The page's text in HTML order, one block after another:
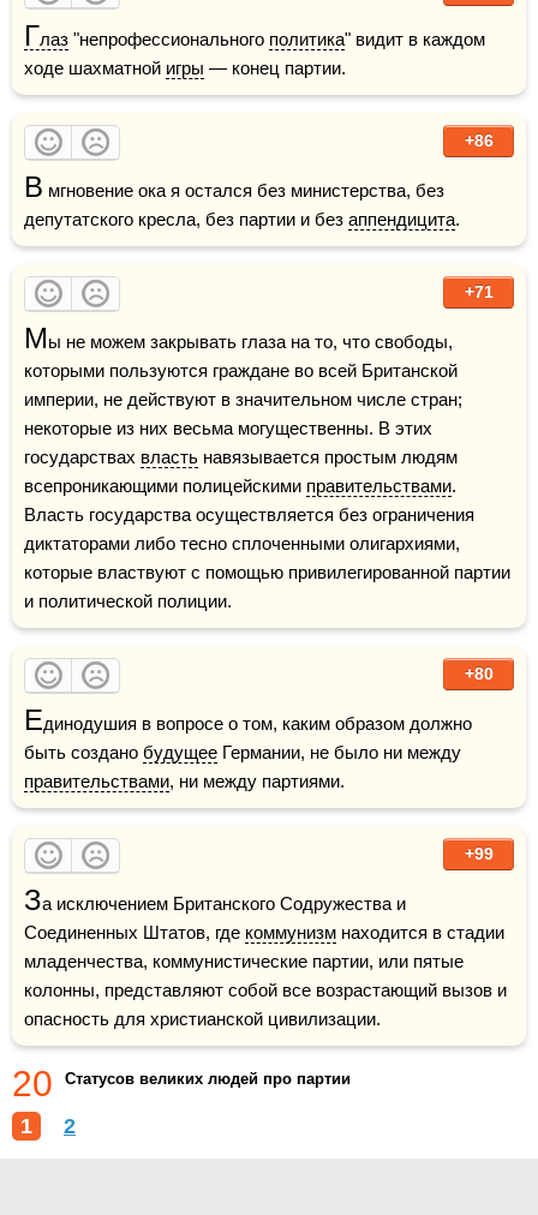
Глаз "непрофессионального политика" видит в каждом
ходе шахматной игры — конец партии.
+86
В мгновение ока я остался без министерства, без
депутатского кресла, без партии и без аппендицита.
+71
Мы не можем закрывать глаза на то, что свободы,
которыми пользуются граждане во всей Британской
империи, не действуют в значительном числе стран;
некоторые из них весьма могущественны. В этих
государствах власть навязывается простым людям
всепроникающими полицейскими правительствами.
Власть государства осуществляется без ограничения
диктаторами либо тесно сплоченными олигархиями,
которые властвуют с помощью привилегированной партии
и политической полиции.
+80
Единодушия в вопросе о том, каким образом должно
быть создано будущее
правительствами, ни между партиями.
+99
За исключением Британского Содружества и
Соединенных Штатов, где коммунизм находится в стадии
младенчества, коммунистические партии, или пятые
колонны, представляют собой все возрастающий вызов и
опасность для христианской цивилизации.
20 Статусов великих людей про партии
1 2